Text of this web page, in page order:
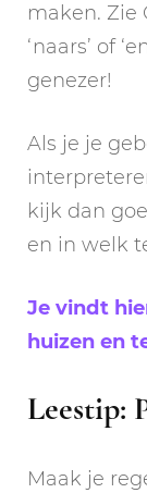
maken. Zie
‘naars’ of
genezer!
Als je je
kijk dan
en in welk
Je vindt
huizen en
Leestip:
Maak je